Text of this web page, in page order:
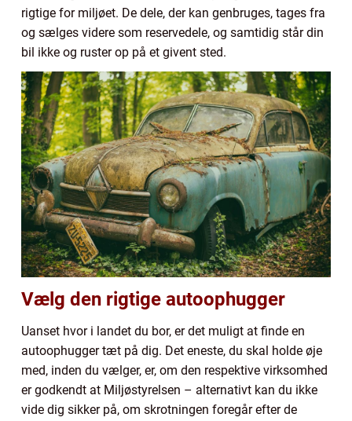
rigtige for miljøet. De dele, der kan genbruges, tages fra
og sælges videre som reservedele, og samtidig står din
bil ikke og ruster op på et givent sted.
Vælg den rigtige autoophugger
Uanset hvor i landet du bor, er det muligt at finde en
autoophugger tæt på dig. Det eneste, du skal holde øje
med, inden du vælger, er, om den respektive virksomhed
er godkendt at Miljøstyrelsen – alternativt kan du ikke
vide dig sikker på, om skrotningen foregår efter de